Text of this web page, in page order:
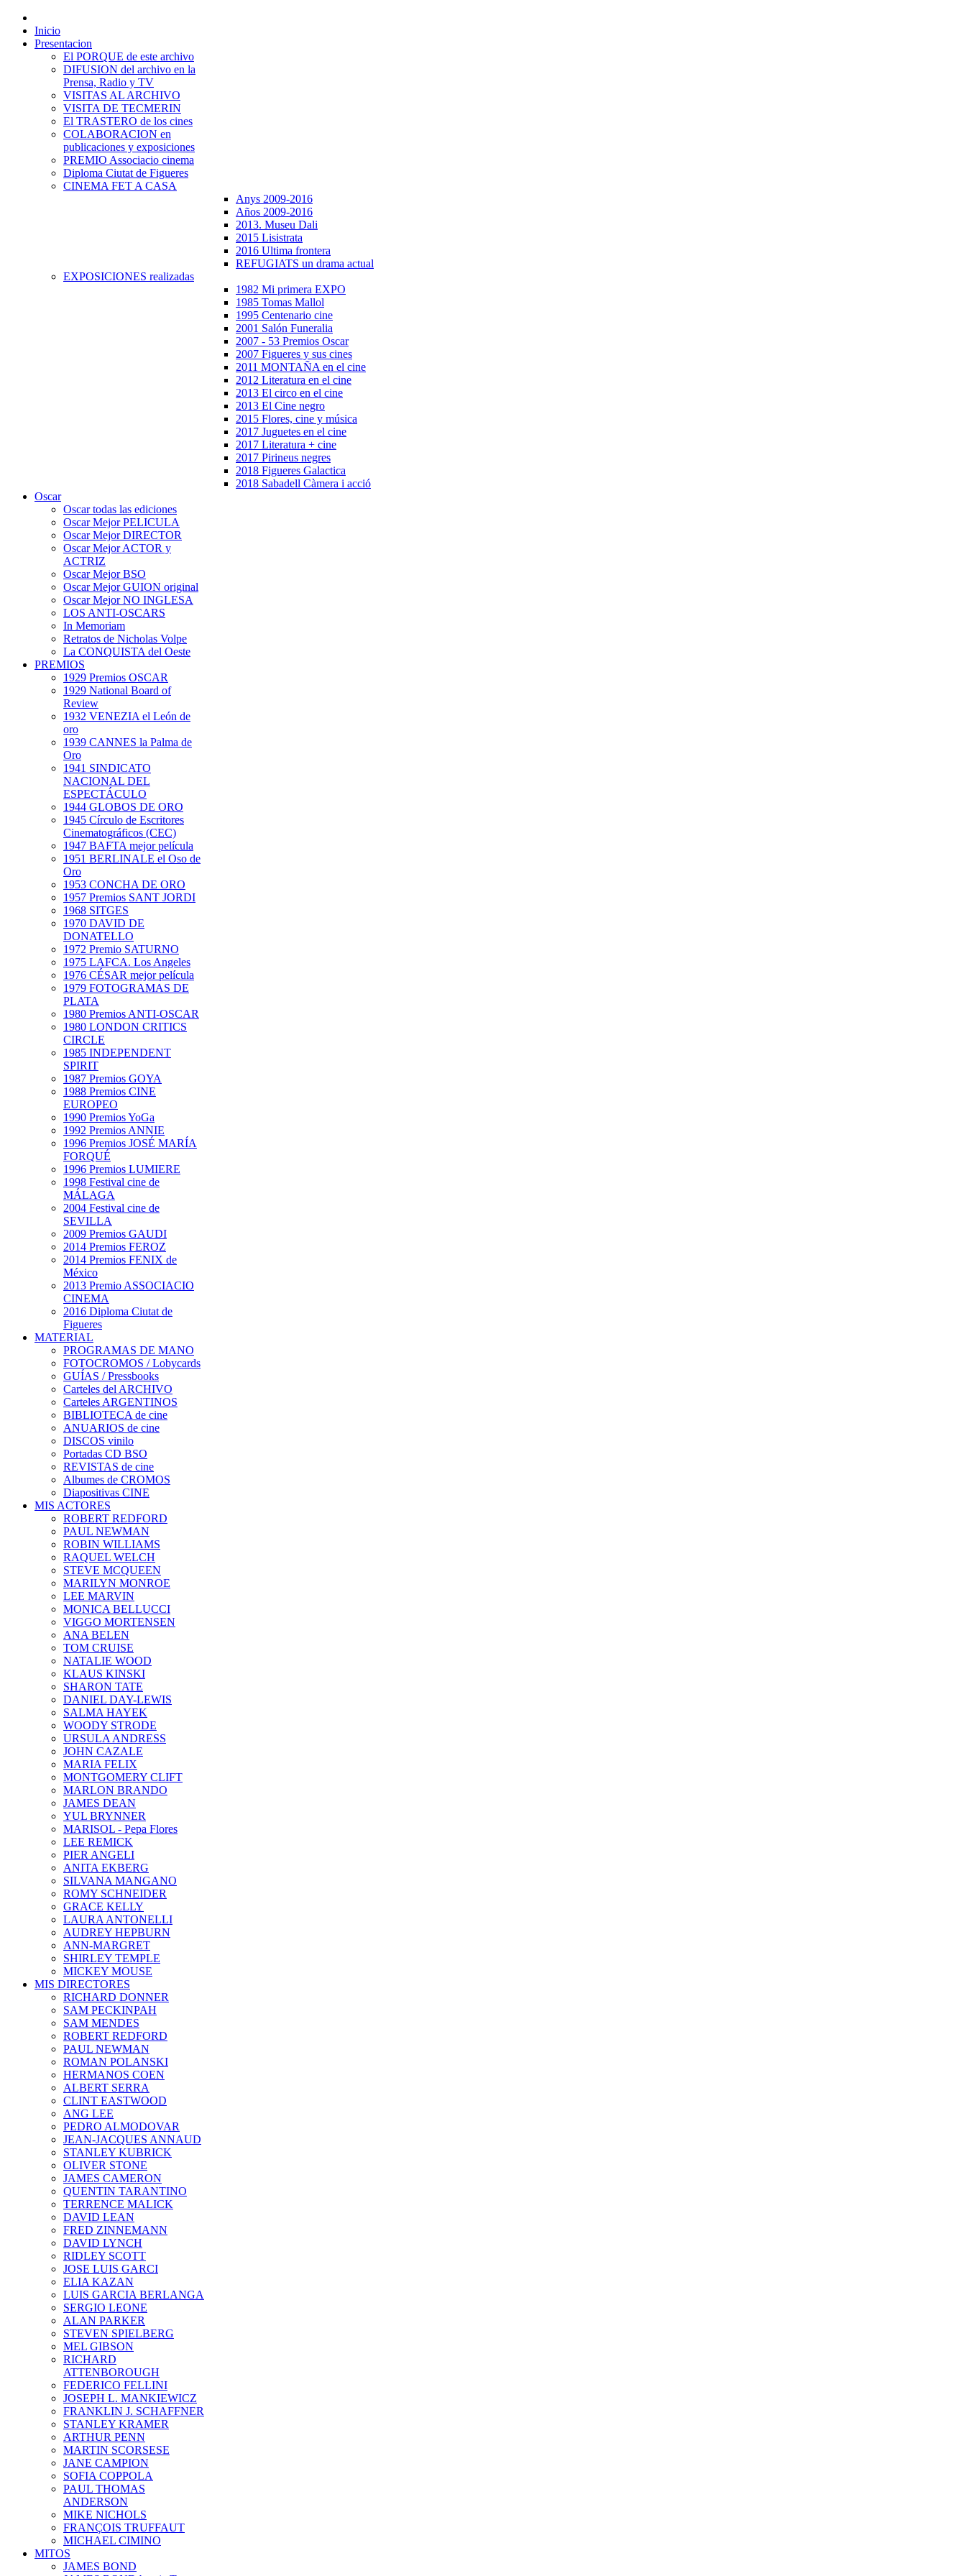
Inicio
Presentacion
El PORQUE de este archivo
DIFUSION del archivo en la
Prensa, Radio y TV
VISITAS AL ARCHIVO
VISITA DE TECMERIN
El TRASTERO de los cines
COLABORACION en
publicaciones y exposiciones
PREMIO Associacio cinema
Diploma Ciutat de Figueres
CINEMA FET A CASA
Anys 2009-2016
Años 2009-2016
2013. Museu Dali
2015 Lisistrata
2016 Ultima frontera
REFUGIATS un drama actual
EXPOSICIONES realizadas
1982 Mi primera EXPO
1985 Tomas Mallol
1995 Centenario cine
2001 Salón Funeralia
2007 - 53 Premios Oscar
2007 Figueres y sus cines
2011 MONTAÑA en el cine
2012 Literatura en el cine
2013 El circo en el cine
2013 El Cine negro
2015 Flores, cine y música
2017 Juguetes en el cine
2017 Literatura + cine
2017 Pirineus negres
2018 Figueres Galactica
2018 Sabadell Càmera i acció
Oscar
Oscar todas las ediciones
Oscar Mejor PELICULA
Oscar Mejor DIRECTOR
Oscar Mejor ACTOR y
ACTRIZ
Oscar Mejor BSO
Oscar Mejor GUION original
Oscar Mejor NO INGLESA
LOS ANTI-OSCARS
In Memoriam
Retratos de Nicholas Volpe
La CONQUISTA del Oeste
PREMIOS
1929 Premios OSCAR
1929 National Board of
Review
1932 VENEZIA el León de
oro
1939 CANNES la Palma de
Oro
1941 SINDICATO
NACIONAL DEL
ESPECTÁCULO
1944 GLOBOS DE ORO
1945 Círculo de Escritores
Cinematográficos (CEC)
1947 BAFTA mejor película
1951 BERLINALE el Oso de
Oro
1953 CONCHA DE ORO
1957 Premios SANT JORDI
1968 SITGES
1970 DAVID DE
DONATELLO
1972 Premio SATURNO
1975 LAFCA. Los Angeles
1976 CÉSAR mejor película
1979 FOTOGRAMAS DE
PLATA
1980 Premios ANTI-OSCAR
1980 LONDON CRITICS
CIRCLE
1985 INDEPENDENT
SPIRIT
1987 Premios GOYA
1988 Premios CINE
EUROPEO
1990 Premios YoGa
1992 Premios ANNIE
1996 Premios JOSÉ MARÍA
FORQUÉ
1996 Premios LUMIERE
1998 Festival cine de
MÁLAGA
2004 Festival cine de
SEVILLA
2009 Premios GAUDI
2014 Premios FEROZ
2014 Premios FENIX de
México
2013 Premio ASSOCIACIO
CINEMA
2016 Diploma Ciutat de
Figueres
MATERIAL
PROGRAMAS DE MANO
FOTOCROMOS / Lobycards
GUÍAS / Pressbooks
Carteles del ARCHIVO
Carteles ARGENTINOS
BIBLIOTECA de cine
ANUARIOS de cine
DISCOS vinilo
Portadas CD BSO
REVISTAS de cine
Albumes de CROMOS
Diapositivas CINE
MIS ACTORES
ROBERT REDFORD
PAUL NEWMAN
ROBIN WILLIAMS
RAQUEL WELCH
STEVE MCQUEEN
MARILYN MONROE
LEE MARVIN
MONICA BELLUCCI
VIGGO MORTENSEN
ANA BELEN
TOM CRUISE
NATALIE WOOD
KLAUS KINSKI
SHARON TATE
DANIEL DAY-LEWIS
SALMA HAYEK
WOODY STRODE
URSULA ANDRESS
JOHN CAZALE
MARIA FELIX
MONTGOMERY CLIFT
MARLON BRANDO
JAMES DEAN
YUL BRYNNER
MARISOL - Pepa Flores
LEE REMICK
PIER ANGELI
ANITA EKBERG
SILVANA MANGANO
ROMY SCHNEIDER
GRACE KELLY
LAURA ANTONELLI
AUDREY HEPBURN
ANN-MARGRET
SHIRLEY TEMPLE
MICKEY MOUSE
MIS DIRECTORES
RICHARD DONNER
SAM PECKINPAH
SAM MENDES
ROBERT REDFORD
PAUL NEWMAN
ROMAN POLANSKI
HERMANOS COEN
ALBERT SERRA
CLINT EASTWOOD
ANG LEE
PEDRO ALMODOVAR
JEAN-JACQUES ANNAUD
STANLEY KUBRICK
OLIVER STONE
JAMES CAMERON
QUENTIN TARANTINO
TERRENCE MALICK
DAVID LEAN
FRED ZINNEMANN
DAVID LYNCH
RIDLEY SCOTT
JOSE LUIS GARCI
ELIA KAZAN
LUIS GARCIA BERLANGA
SERGIO LEONE
ALAN PARKER
STEVEN SPIELBERG
MEL GIBSON
RICHARD
ATTENBOROUGH
FEDERICO FELLINI
JOSEPH L. MANKIEWICZ
FRANKLIN J. SCHAFFNER
STANLEY KRAMER
ARTHUR PENN
MARTIN SCORSESE
JANE CAMPION
SOFIA COPPOLA
PAUL THOMAS
ANDERSON
MIKE NICHOLS
FRANÇOIS TRUFFAUT
MICHAEL CIMINO
MITOS
JAMES BOND